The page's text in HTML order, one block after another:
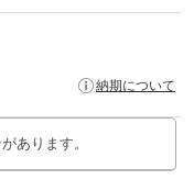
納期について
あります。